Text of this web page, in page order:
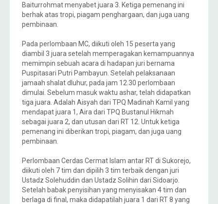
Baiturrohmat menyabet juara 3. Ketiga pemenang ini
berhak atas tropi, piagam penghargaan, dan juga uang
pembinaan.
Pada perlombaan MC, diikuti oleh 15 peserta yang
diambil 3 juara setelah memperagakan kemampuannya
memimpin sebuah acara di hadapan juri bernama
Puspitasari Putri Pambayun. Setelah pelaksanaan
jamaah shalat dluhur, pada jam 12.30 perlombaan
dimulai. Sebelum masuk waktu ashar, telah didapatkan
tiga juara. Adalah Aisyah dari TPQ Madinah Kamil yang
mendapat juara 1, Aira dari TPQ Bustanul Hikmah
sebagai juara 2, dan utusan dari RT 12. Untuk ketiga
pemenang ini diberikan tropi, piagam, dan juga uang
pembinaan.
Perlombaan Cerdas Cermat Islam antar RT di Sukorejo,
diikuti oleh 7 tim dan dipilih 3 tim terbaik dengan juri
Ustadz Solehuddin dan Ustadz Solihin dari Sidoarjo.
Setelah babak penyisihan yang menyisakan 4 tim dan
berlaga di final, maka didapatilah juara 1 dari RT 8 yang